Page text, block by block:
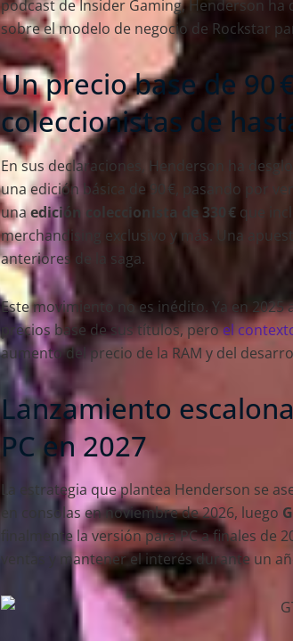
podcast de Insider Gaming, Henderson
sobre el modelo de negocio de Rockstar
Un precio base de 90
coleccionistas de
En sus declaraciones, Henderson ha
una edición básica de 90 €, pasando por
unaedición coleccionista de 330 € que
merchandising exclusivo y más. Una
anteriores de la saga.
Este movimiento no es inédito. Ya en
precios base de sus títulos, peroel
aumento del precio de la RAM y del
Lanzamiento
PC en 2027
La estrategia que plantea Henderson se
en consolas en noviembre de 2026, luego
finalmente la versión para PC a finales de
ventas y mantener el interés durante un